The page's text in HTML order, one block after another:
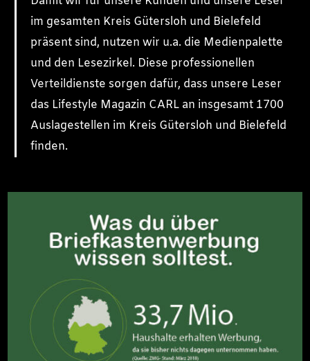
im gesamten Kreis Gütersloh und Bielefeld
präsent sind, nutzen wir u.a. die Medienpalette
und den Lesezirkel. Diese professionellen
Verteildienste sorgen dafür, dass unsere Leser
das Lifestyle Magazin CARL an insgesamt 1700
Auslagestellen im Kreis Gütersloh und Bielefeld
finden.